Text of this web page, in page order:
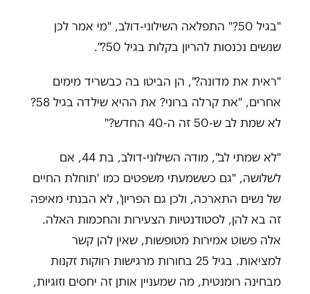
"בגיל 50?" התפלאה השילוני-דולב, "מי אמר לכן
שנשים נכנסות להריון בקלות בגיל 50?".
"ראית את מדונה?", הן הביטו בה כבשריד מימים
אחרים, "את קרלה ברוני? את ההיא שילדה בגיל 58?
לא שמת לב ש-50 זה ה-40 החדש?"
"לא שמתי לב", מודה השילוני-דולב, בת 44, אם
לשלושה, "גם כששמעתי משפטים כמו 'תוחלת החיים
של נשים התארכה, ולכן גם הפריון', לא הבנתי מאיפה
זה בא להן, לסטודנטיות הצעירות והחכמות האלה.
אלה פשוט אמירות מטופשות, שאין להן קשר
למציאות. בגיל 25 בחורות מרגישות רווקות זקנות
מבחינה רומנטית, מה שמעניין אותן זה יחסים וזוגיות,